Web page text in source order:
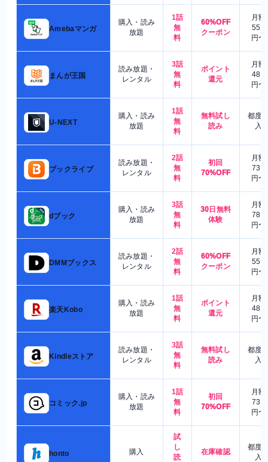
Amebaマンガ
購入・読み
放題
1話
無
料
60%OFF
クーポン
月額
550
円〜
まんが王国
読み放題・
レンタル
3話
無
料
ポイント
還元
月額
480
円〜
U-NEXT
購入・読み
放題
1話
無
料
無料試し
読み
都度
入
ブックライブ
読み放題・
レンタル
2話
無
料
初回
70%OFF
月額
730
円〜
dブック
購入・読み
放題
3話
無
料
30日無料
体験
月額
780
円〜
DMMブックス
読み放題・
レンタル
2話
無
料
60%OFF
クーポン
月額
550
円〜
楽天Kobo
購入・読み
放題
1話
無
料
ポイント
還元
月額
480
円〜
Kindleストア
読み放題・
レンタル
3話
無
料
無料試し
読み
都度
入
コミック.jp
購入・読み
放題
1話
無
料
初回
70%OFF
月額
730
円〜
honto 購入
試
し
読
在庫確認
都度
入